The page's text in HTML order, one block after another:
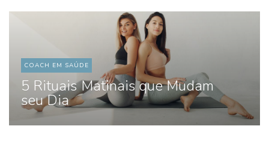
COACH EM SAÚDE
5 Rituais Matinais que Mudam
seu Dia